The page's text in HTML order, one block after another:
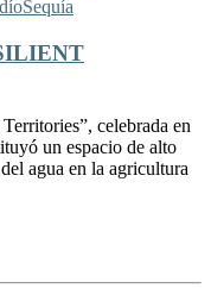
Sequía
celebrada en
un espacio de alto
agua en la agricultura